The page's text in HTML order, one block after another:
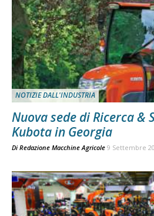
NOTIZIE DALL'INDUSTRIA
Nuova sede di Ricerca &
Kubota in Georgia
Di Redazione Macchine Agricole 9 Settembre